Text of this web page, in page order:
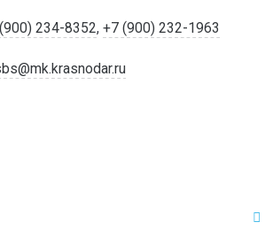
234-8352, +7 (900) 232-1963